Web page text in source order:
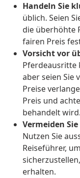
Handeln Sie
üblich. Seien
die überhöhte
fairen Preis
Vorsicht vor
Pferdeausritte
aber seien Sie
Preise
Preis und
behandelt wird.
Vermeiden
Nutzen Sie
Reiseführer,
erhalten.